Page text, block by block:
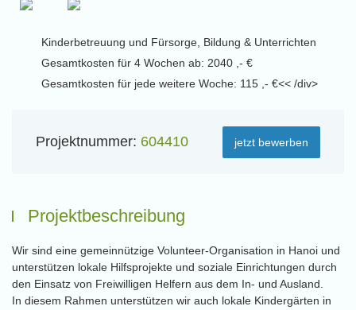
Kinderbetreuung und Fürsorge, Bildung & Unterrichten
Gesamtkosten für 4 Wochen ab: 2040 ,- €
Gesamtkosten für jede weitere Woche: 115 ,- €<< /div>
Projektnummer: 604410 jetzt bewerben
Projektbeschreibung
Wir sind eine gemeinnützige Volunteer-Organisation in Hanoi und
unterstützen lokale Hilfsprojekte und soziale Einrichtungen durch
den Einsatz von Freiwilligen Helfern aus dem In- und Ausland.
In diesem Rahmen unterstützen wir auch lokale Kindergärten in